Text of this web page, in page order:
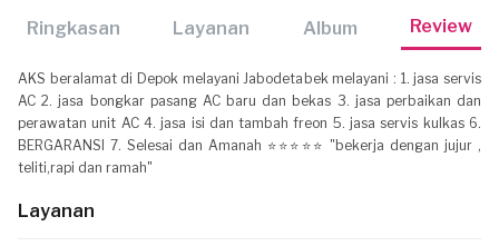
Ringkasan Layanan Album Review
AKS beralamat di Depok melayani Jabodetabek melayani : 1. jasa servis
AC 2. jasa bongkar pasang AC baru dan bekas 3. jasa perbaikan dan
perawatan unit AC 4. jasa isi dan tambah freon 5. jasa servis kulkas 6.
BERGARANSI 7. Selesai dan Amanah ⭐⭐⭐⭐⭐ "bekerja dengan jujur ,
teliti,rapi dan ramah"
Layanan